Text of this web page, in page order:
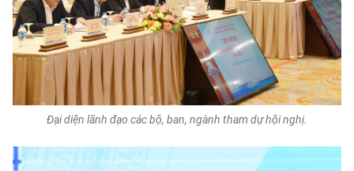
Media Pháp luật
Media Du lịch
Media Thế giới
Media Thể thao
Media Giáo dục
Đại diện lãnh đạo các bộ, ban, ngành tham dự hội nghị.